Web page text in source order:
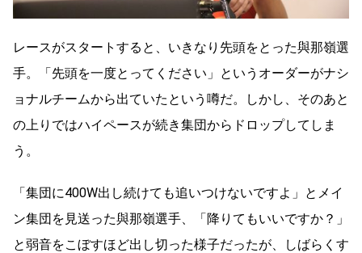
レースがスタートすると、いきなり先頭をとった與那嶺選
手。「先頭を一度とってください」というオーダーがナシ
ョナルチームから出ていたという噂だ。しかし、そのあと
の上りではハイペースが続き集団からドロップしてしま
う。
「集団に400W出し続けても追いつけないですよ」とメイ
ン集団を見送った與那嶺選手、「降りてもいいですか？」
と弱音をこぼすほど出し切った様子だったが、しばらくす